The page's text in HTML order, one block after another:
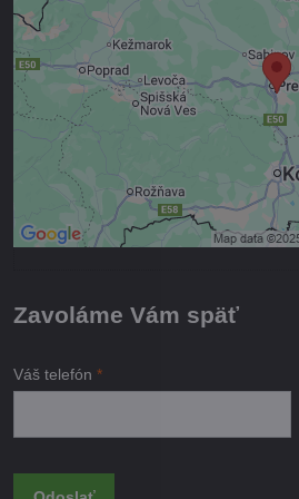
Voľbami súkromia
Prajete si načítať externý obsah?
Povoliť tentokrát
Povoliť a zapamätať - súhlas s
druhom cookie: Funkčné
Otvoriť obsah v novom okne
Zavoláme Vám späť
Váš telefón *